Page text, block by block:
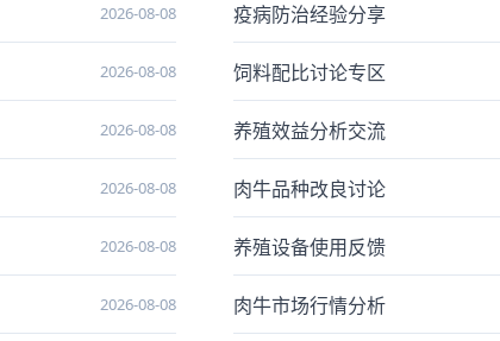
2026-08-08
2026-08-08
2026-08-08
2026-08-08
2026-08-08
2026-08-08
疫病防治经验分享
饲料配比讨论专区
养殖效益分析交流
肉牛品种改良讨论
养殖设备使用反馈
肉牛市场行情分析